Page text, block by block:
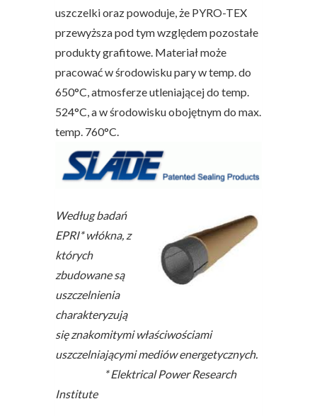
uszczelki oraz powoduje, że PYRO-TEX
przewyższa pod tym względem pozostałe
produkty grafitowe. Materiał może
pracować w środowisku pary w temp. do
650°C, atmosferze utleniającej do temp.
524°C, a w środowisku obojętnym do max.
temp. 760°C.
Według badań
EPRI* włókna, z
których
zbudowane są
uszczelnienia
charakteryzują
się znakomitymi właściwościami
uszczelniającymi mediów energetycznych.
* Elektrical Power Research
Institute